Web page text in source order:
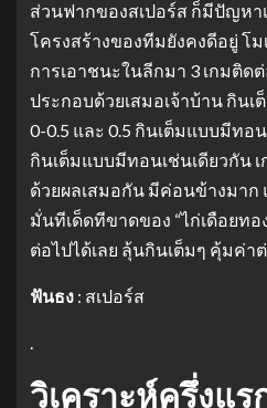
ส่วนฟากของสเปอร์ส ก็มีปัญห
โครงสร้างของทีมยังคงดีอยู่ โ
การเอาชนะในลีกมา 3 เกมติด
ประกอบด้วยเสมอเจ้าบ้าน กิน
0-0.5 และ 0.5 กินเต็มแบบมีท
กินเต็มแบบมีทอนเช่นเดียวกัน
ด้วยผลเสมอกัน มีค่อนข้างมาก
มั่นทีเด็ดทีขาดของ “ไก่เดือยทอ
ต่อไปได้เลย ลุ้นกินเต็มๆ คุ้มค่
ฟันธง : สเปอร์ส
.
วิเคราะห์ครึ่งแร